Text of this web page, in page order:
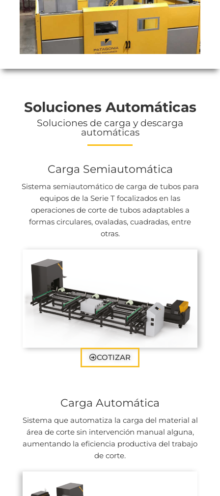
Soluciones Automáticas
Soluciones de carga y descarga
automáticas
Carga Semiautomática
Sistema semiautomático de carga de tubos para
equipos de la Serie T focalizados en las
operaciones de corte de tubos adaptables a
formas circulares, ovaladas, cuadradas, entre
otras.
COTIZAR
Carga Automática
Sistema que automatiza la carga del material al
área de corte sin intervención manual alguna,
aumentando la eficiencia productiva del trabajo
de corte.